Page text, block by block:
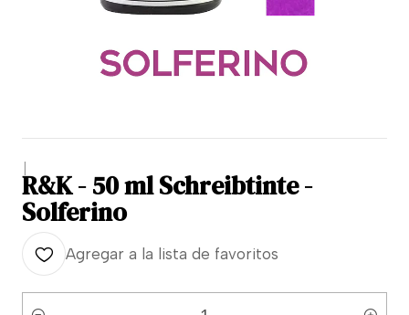
|
R&K - 50 ml Schreibtinte -
Solferino
Agregar a la lista de favoritos